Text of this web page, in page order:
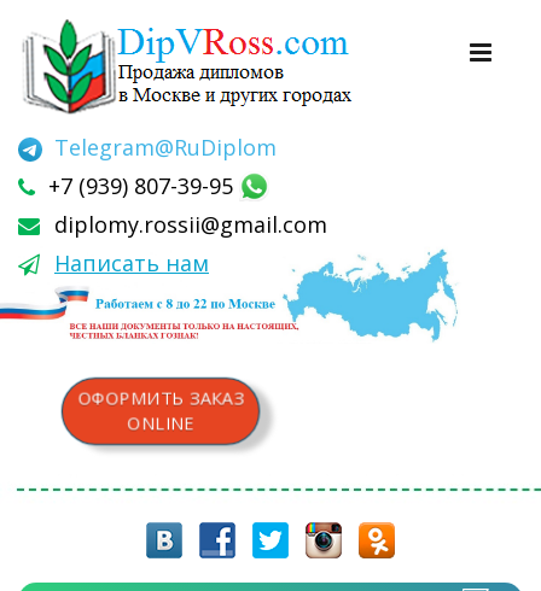
Telegram@RuDiplom
+7 (939) 807-39-95
diplomy.rossii@gmail.com
Написать нам
ОФОРМИТЬ ЗАКАЗ
ONLINE